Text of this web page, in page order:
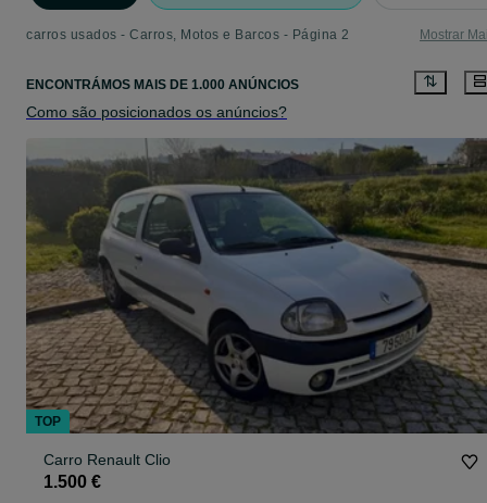
carros usados - Carros, Motos e Barcos - Página 2 Mostrar
ENCONTRÁMOS MAIS DE 1.000 ANÚNCIOS
Como são posicionados os anúncios?
Carro Renault Clio
1.500 €
TOP